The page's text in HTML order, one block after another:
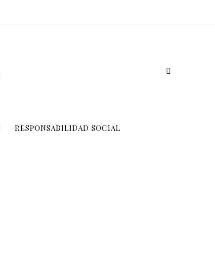
RESPONSABILIDAD SOCIAL